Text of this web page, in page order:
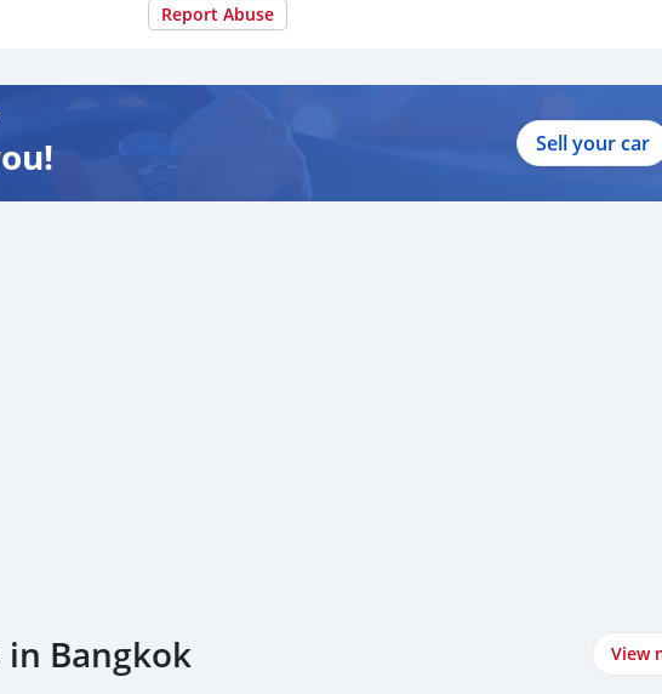
าสูง**🚫
Report Abuse
Sell your car
in Bangkok View